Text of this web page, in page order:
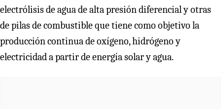
electrólisis de agua de alta presión diferencial y otras
de pilas de combustible que tiene como objetivo la
producción continua de oxígeno, hidrógeno y
electricidad a partir de energía solar y agua.